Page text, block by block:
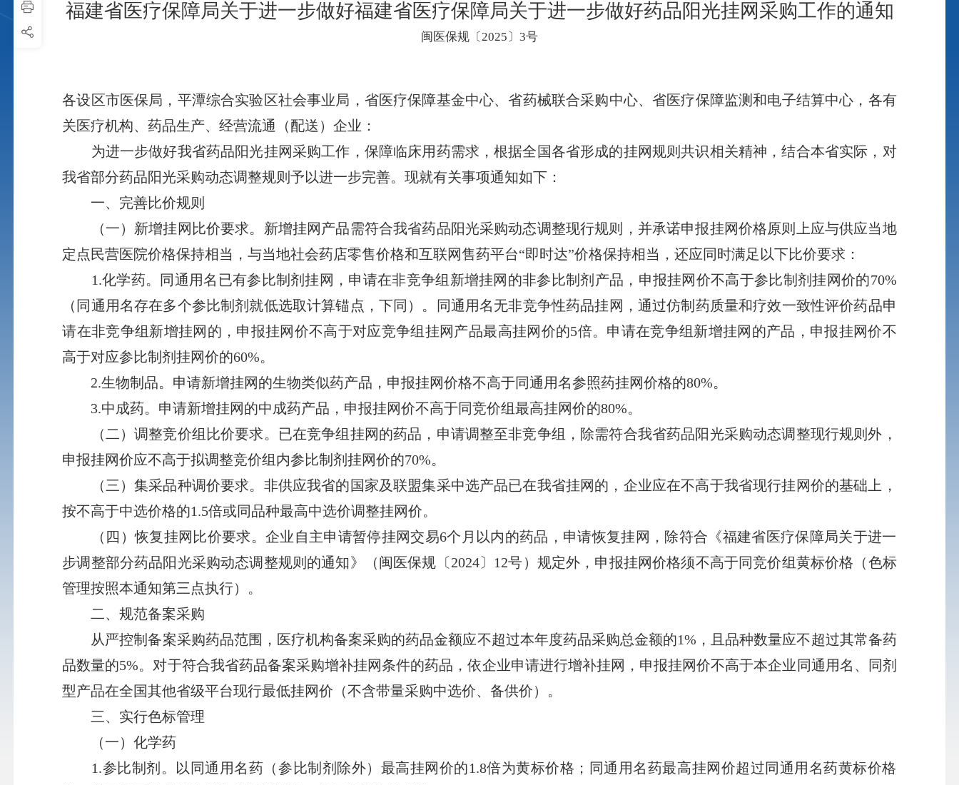
福建省医疗保障局关于进一步做好福建省医疗保障局关于进一步做好药品阳光挂网采购工作的通知
闽医保规〔2025〕3号
各设区市医保局，平潭综合实验区社会事业局，省医疗保障基金中心、省药械联合采购中心、省医疗保障监测和电子结算中心，各有
关医疗机构、药品生产、经营流通（配送）企业：
为进一步做好我省药品阳光挂网采购工作，保障临床用药需求，根据全国各省形成的挂网规则共识相关精神，结合本省实际，对
我省部分药品阳光采购动态调整规则予以进一步完善。现就有关事项通知如下：
一、完善比价规则
（一）新增挂网比价要求。新增挂网产品需符合我省药品阳光采购动态调整现行规则，并承诺申报挂网价格原则上应与供应当地
定点民营医院价格保持相当，与当地社会药店零售价格和互联网售药平台“即时达”价格保持相当，还应同时满足以下比价要求：
1.化学药。同通用名已有参比制剂挂网，申请在非竞争组新增挂网的非参比制剂产品，申报挂网价不高于参比制剂挂网价的70%
（同通用名存在多个参比制剂就低选取计算锚点，下同）。同通用名无非竞争性药品挂网，通过仿制药质量和疗效一致性评价药品申
请在非竞争组新增挂网的，申报挂网价不高于对应竞争组挂网产品最高挂网价的5倍。申请在竞争组新增挂网的产品，申报挂网价不
高于对应参比制剂挂网价的60%。
2.生物制品。申请新增挂网的生物类似药产品，申报挂网价格不高于同通用名参照药挂网价格的80%。
3.中成药。申请新增挂网的中成药产品，申报挂网价不高于同竞价组最高挂网价的80%。
（二）调整竞价组比价要求。已在竞争组挂网的药品，申请调整至非竞争组，除需符合我省药品阳光采购动态调整现行规则外，
申报挂网价应不高于拟调整竞价组内参比制剂挂网价的70%。
（三）集采品种调价要求。非供应我省的国家及联盟集采中选产品已在我省挂网的，企业应在不高于我省现行挂网价的基础上，
按不高于中选价格的1.5倍或同品种最高中选价调整挂网价。
（四）恢复挂网比价要求。企业自主申请暂停挂网交易6个月以内的药品，申请恢复挂网，除符合《福建省医疗保障局关于进一
步调整部分药品阳光采购动态调整规则的通知》（闽医保规〔2024〕12号）规定外，申报挂网价格须不高于同竞价组黄标价格（色标
管理按照本通知第三点执行）。
二、规范备案采购
从严控制备案采购药品范围，医疗机构备案采购的药品金额应不超过本年度药品采购总金额的1%，且品种数量应不超过其常备药
品数量的5%。对于符合我省药品备案采购增补挂网条件的药品，依企业申请进行增补挂网，申报挂网价不高于本企业同通用名、同剂
型产品在全国其他省级平台现行最低挂网价（不含带量采购中选价、备供价）。
三、实行色标管理
（一）化学药
1.参比制剂。以同通用名药（参比制剂除外）最高挂网价的1.8倍为黄标价格；同通用名药最高挂网价超过同通用名药黄标价格